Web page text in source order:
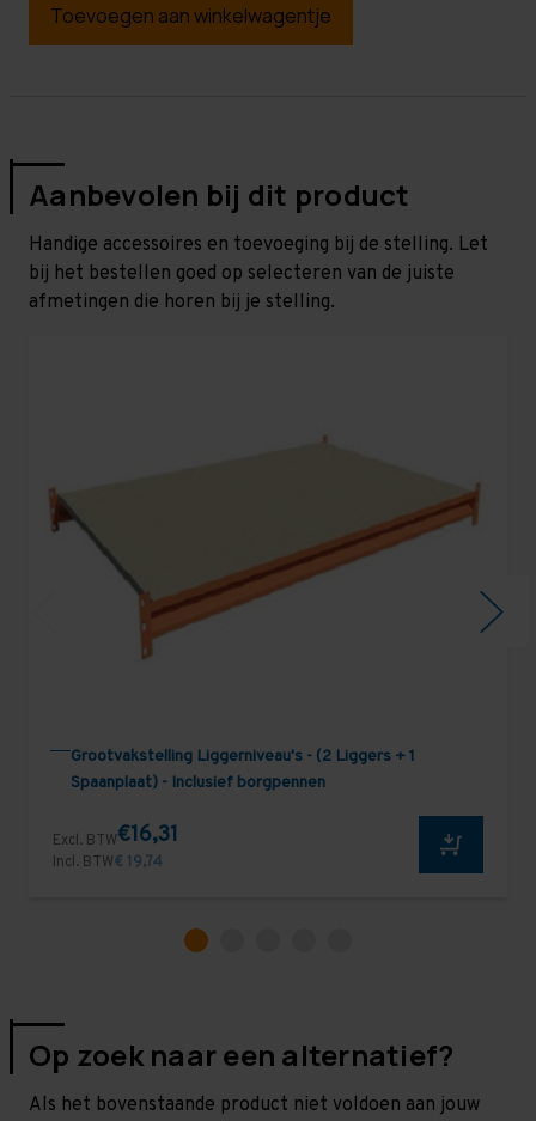
Toevoegen aan winkelwagentje
Aanbevolen bij dit product
Handige accessoires en toevoeging bij de stelling. Let
bij het bestellen goed op selecteren van de juiste
afmetingen die horen bij je stelling.
Grootvakstelling Liggerniveau's - (2 Liggers + 1
Spaanplaat) - Inclusief borgpennen
Excl. BTW€16,31
Incl. BTW€ 19,74
Op zoek naar een alternatief?
Als het bovenstaande product niet voldoen aan jouw